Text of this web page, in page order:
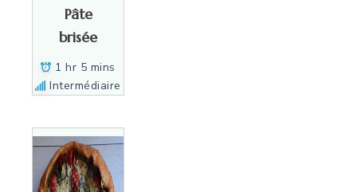
Pâte
brisée
1 hr 5 mins
Intermédiaire